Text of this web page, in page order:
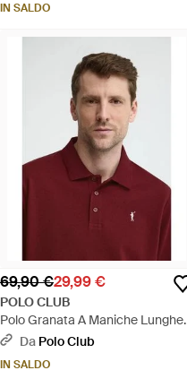
IN SALDO
69,90 €29,99 €
POLO CLUB
Polo Granata A Maniche Lunghe,
Regular Fit Con Ricamo Rigby Go
Da Polo Club
IN SALDO